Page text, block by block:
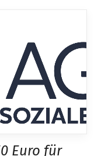
Euro für